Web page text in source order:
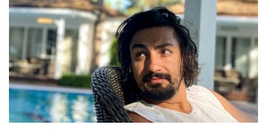
Özdemir’den Destek Geldi